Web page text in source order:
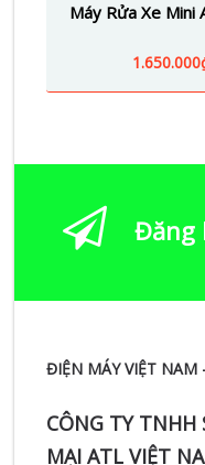
Máy Rửa Xe Mini
Đăng
ĐIỆN MÁY VIỆT NAM
CÔNG TY TNHH
MẠI ATL VIỆT